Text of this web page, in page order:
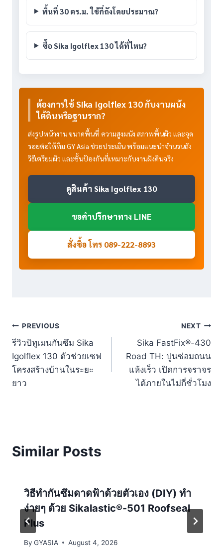
พื้นที่ 30 ตร.ม. ใช้กี่ถังโดยประมาณ?
ซื้อ Sika Igolflex 130 ได้ที่ไหน?
ต้องการใช้ Sika Igolflex 130 กับงานผนัง
ใต้ดินหรือฐานราก?
ส่งรูปหน้างาน ขนาดพื้นที่ ความสูงผนัง สภาพพื้นผิว และจุด
รอยต่อให้ทีม GY Asia ช่วยประเมิน พร้อมแนะนำจำนวนถัง
วิธีเตรียมผิว และชั้นป้องกันที่เหมาะกับงานฝังดินจริง
ดูสินค้า Sika Igolflex 130
ขอคำปรึกษาทาง LINE
สั่งซื้อ โทร 089-222-8893
Post
navigation
PREVIOUS
รีวิวบิทูเมนกันซึม Sika
Igolflex 130 ตัวช่วยเซฟ
โครงสร้างบ้านในระยะ
ยาว
NEXT
Sika FastFix®-430
Road TH: ปูนซ่อมถนน
แห้งเร็ว เปิดการจราจร
ได้ภายในไม่กี่ชั่วโมง
Similar Posts
วิธีทำกันซึมดาดฟ้าด้วยตัวเอง (DIY) ทำ
ง่ายๆ ด้วย Sikalastic®-501 Roofseal
Plus
By GYASIA August 4, 2026